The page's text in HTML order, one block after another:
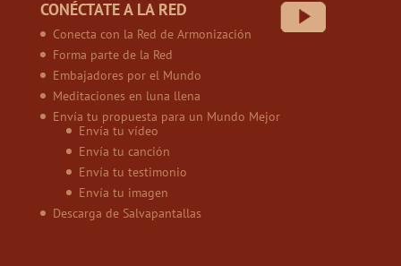
CONÉCTATE A LA RED
Conecta con la Red de Armonización
Forma parte de la Red
Embajadores por el Mundo
Meditaciones en luna llena
Envía tu propuesta para un Mundo Mejor
Envía tu vídeo
Envía tu canción
Envía tu testimonio
Envía tu imagen
Descarga de Salvapantallas